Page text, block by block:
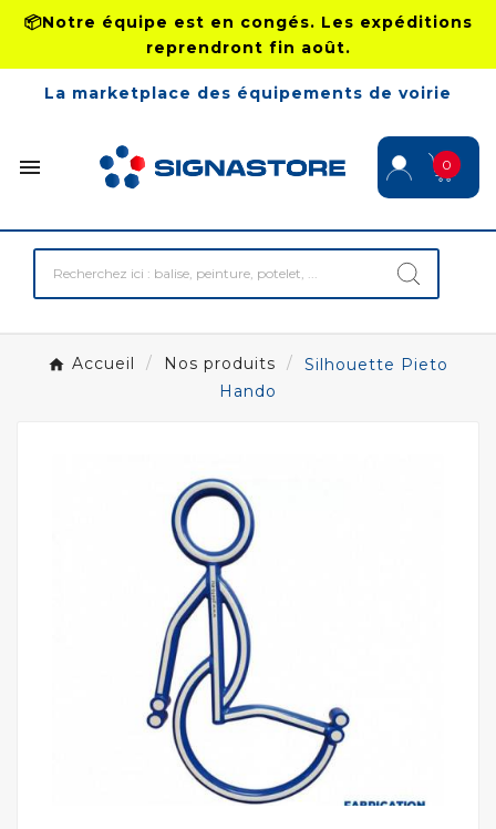
📦Notre équipe est en congés. Les expéditions
reprendront fin août.
La marketplace des équipements de voirie
 0
Accueil Nos produits
Silhouette Pieto
Hando